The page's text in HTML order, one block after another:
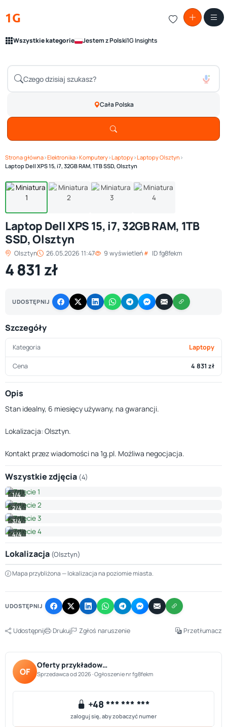
1G
Wszystkie kategorie Jestem z Polski1G Insights
Cała Polska
Strona główna›Elektronika›Komputery›Laptopy›Laptopy Olsztyn ›
Laptop Dell XPS 15, i7, 32GB RAM, 1TB SSD, Olsztyn
1/ 4 Zobacz galerię
Laptop Dell XPS 15, i7, 32GB RAM, 1TB
SSD, Olsztyn
Olsztyn 26.05.2026 11:47 9 wyświetleń ID fg8fekm
4 831 zł
UDOSTĘPNIJ
Szczegóły
Kategoria Laptopy
Cena 4 831 zł
Opis
Stan idealny, 6 miesięcy używany, na gwarancji.
Lokalizacja: Olsztyn.
Kontakt przez wiadomości na 1g.pl. Możliwa negocjacja.
Wszystkie zdjęcia (4)
1/4
2/4
3/4
4/4
Lokalizacja (Olsztyn)
+
−
Mapa przybliżona — lokalizacja na poziomie miasta.
UDOSTĘPNIJ
Udostępnij Drukuj Zgłoś naruszenie Przetłumacz
OF
Oferty przykładow…
Sprzedawca od 2026 · Ogłoszenie nr fg8fekm
+48 *** *** ***
zaloguj się, aby zobaczyć numer